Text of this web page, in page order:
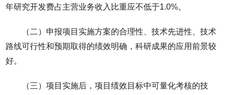
年研究开发费占主营业务收入比重应不低于1.0%。
（二）申报项目实施方案的合理性、技术先进性、技术
路线可行性和预期取得的绩效明确，科研成果的应用前景较
好。
（三）项目实施后，项目绩效目标中可量化考核的技